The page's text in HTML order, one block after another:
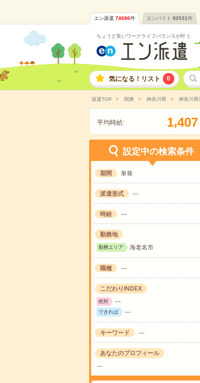
エン派遣 74686件 エンバイト 82531件
ちょうど良いワークライフバランスが叶う
気になる！リスト 0
派遣TOP 関東 神奈川県 神奈川県
平均時給: 1,407
設定中の検索条件
期間 単発
派遣形式 ---
時給 ---
勤務地
勤務エリア 海老名市
職種 ---
こだわりINDEX
絶対 ---
できれば ---
キーワード ---
あなたのプロフィール
---